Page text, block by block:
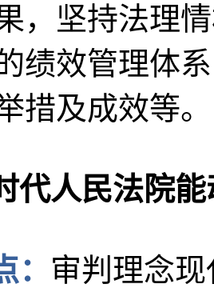
，坚持法理
绩效管理体
措及成效等。
代人民法院
审判理念